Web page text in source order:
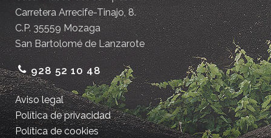
Carretera Arrecife-Tinajo, 8.
C.P. 35559 Mozaga
San Bartolomé de Lanzarote
928 52 10 48
Aviso legal
Política de privacidad
Política de cookies